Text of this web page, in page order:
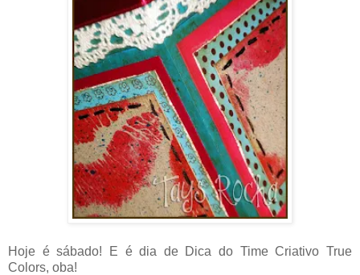
Hoje é sábado! E é dia de Dica do Time Criativo True
Colors, oba!